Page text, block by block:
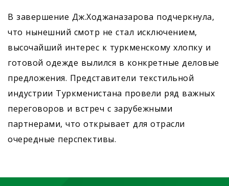
В завершение Дж.Ходжаназарова подчеркнула,
что нынешний смотр не стал исключением,
высочайший интерес к туркменскому хлопку и
готовой одежде вылился в конкретные деловые
предложения. Представители текстильной
индустрии Туркменистана провели ряд важных
переговоров и встреч с зарубежными
партнерами, что открывает для отрасли
очередные перспективы.